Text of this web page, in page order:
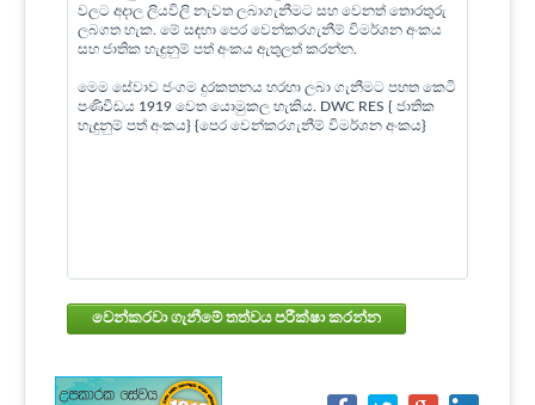
වලට අදාල ලියවිලි නැවත ලබාගැනීමට සහ වෙනත් තොරතුරු
ලබගත හැක. මේ සඳහා පෙර වෙන්කරගැනීම් විමර්ශන අංකය
සහ ජාතික හැඳුනුම් පත් අංකය ඇතුලත් කරන්න.
මෙම සේවාව ජංගම දුරකතනය හරහා ලබා ගැනීමට පහත කෙටි
පණිවිඩය 1919 වෙත යොමුකල හැකිය. DWC RES { ජාතික
හැඳුනුම් පත් අංකය} {පෙර වෙන්කරගැනීම් විමර්ශන අංකය}
වෙන්කරවා ගැනීමේ තත්වය පරීක්ෂා කරන්න